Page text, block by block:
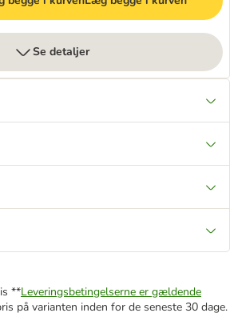
Se detaljer
**Leveringsbetingelserne er gældende
på varianten inden for de seneste 30 dage.